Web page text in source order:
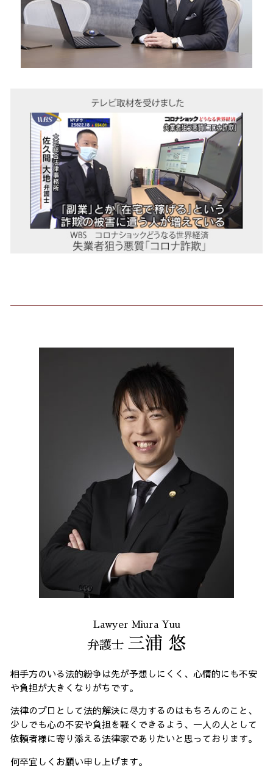
Lawyer Miura Yuu
弁護士 三浦 悠
相手方のいる法的紛争は先が予想しにくく、心情的にも不安
や負担が大きくなりがちです。
法律のプロとして法的解決に尽力するのはもちろんのこと、
少しでも心の不安や負担を軽くできるよう、一人の人として
依頼者様に寄り添える法律家でありたいと思っております。
何卒宜しくお願い申し上げます。